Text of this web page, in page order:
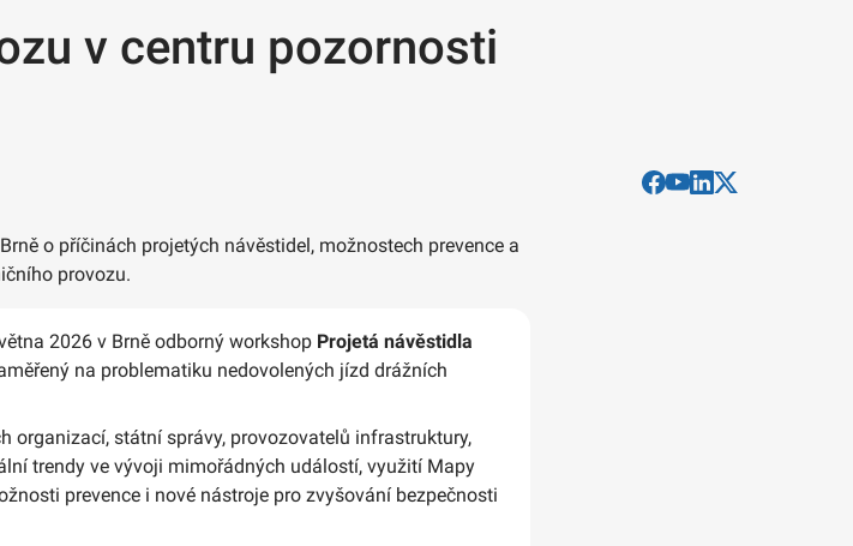
v centru pozornosti
o příčinách projetých návěstidel, možnostech prevence a
provozu.
2026 v Brně odborný workshop Projetá návěstidla
na problematiku nedovolených jízd drážních
organizací, státní správy, provozovatelů infrastruktury,
trendy ve vývoji mimořádných událostí, využití Mapy
prevence i nové nástroje pro zvyšování bezpečnosti